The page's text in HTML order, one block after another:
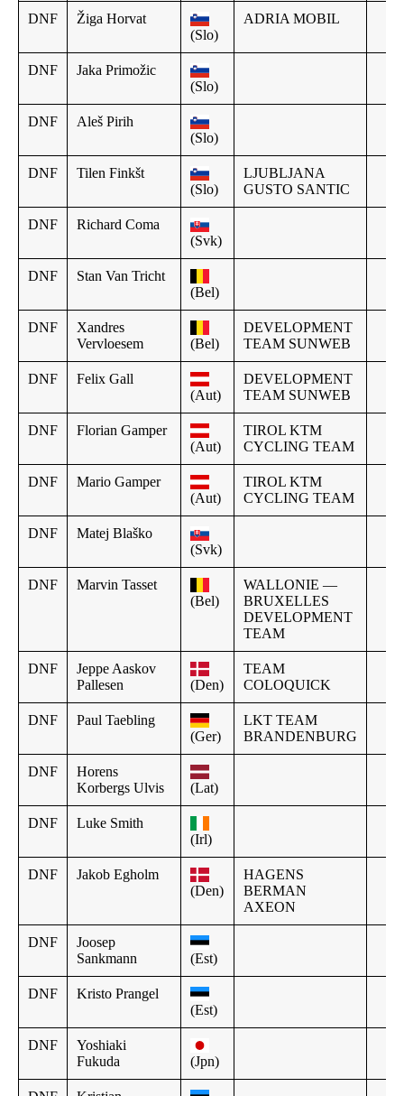
DNF
Žiga Horvat
(Slo)
ADRIA MOBIL
DNF
Jaka Primožic
(Slo)
DNF
Aleš Pirih
(Slo)
DNF
Tilen Finkšt
(Slo)
LJUBLJANA
GUSTO SANTIC
DNF
Richard Coma
(Svk)
DNF
Stan Van Tricht
(Bel)
DNF
Xandres
Vervloesem
(Bel)
DEVELOPMENT
TEAM SUNWEB
DNF
Felix Gall
(Aut)
DEVELOPMENT
TEAM SUNWEB
DNF
Florian Gamper
(Aut)
TIROL KTM
CYCLING TEAM
DNF
Mario Gamper
(Aut)
TIROL KTM
CYCLING TEAM
DNF
Matej Blaško
(Svk)
DNF
Marvin Tasset
(Bel)
WALLONIE —
BRUXELLES
DEVELOPMENT
TEAM
DNF
Jeppe Aaskov
Pallesen
(Den)
TEAM
COLOQUICK
DNF
Paul Taebling
(Ger)
LKT TEAM
BRANDENBURG
DNF
Horens
Korbergs Ulvis
(Lat)
DNF
Luke Smith
(Irl)
DNF
Jakob Egholm
(Den)
HAGENS
BERMAN
AXEON
DNF
Joosep
Sankmann
(Est)
DNF
Kristo Prangel
(Est)
DNF
Yoshiaki
Fukuda
(Jpn)